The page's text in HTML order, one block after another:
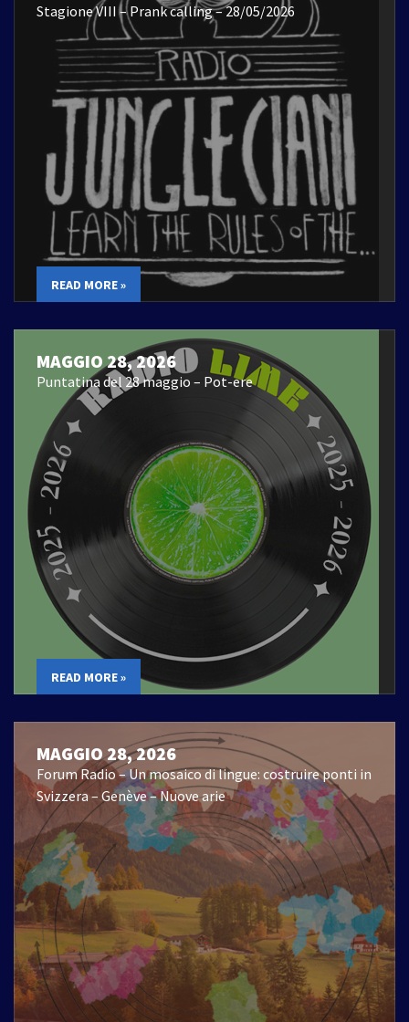
Stagione VIII – Prank calling – 28/05/2026
READ MORE »
MAGGIO 28, 2026
Puntatina del 28 maggio – Pot-ere
READ MORE »
MAGGIO 28, 2026
Forum Radio – Un mosaico di lingue: costruire ponti in
Svizzera – Genève – Nuove arie